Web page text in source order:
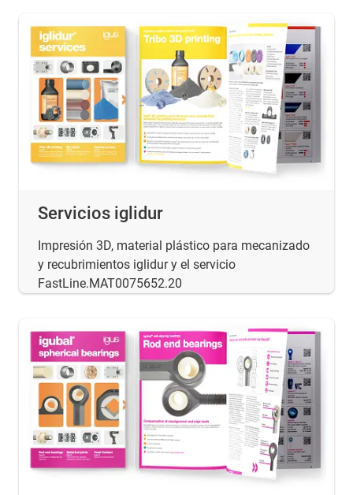
Servicios iglidur
Impresión 3D, material plástico para mecanizado
y recubrimientos iglidur y el servicio
FastLine.MAT0075652.20